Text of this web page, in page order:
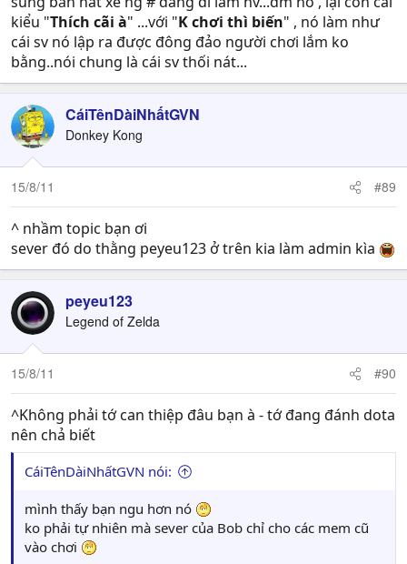
kiểu "Thích cãi à" ...với "K chơi thì biến" , nó làm như
cái sv nó lập ra được đông đảo người chơi lắm ko
bằng..nói chung là cái sv thối nát...
CáiTênDàiNhấtGVN
Donkey Kong
15/8/11 #89
^ nhầm topic bạn ơi
sever đó do thằng peyeu123 ở trên kia làm admin kìa
peyeu123
Legend of Zelda
15/8/11 #90
^Không phải tớ can thiệp đâu bạn à - tớ đang đánh dota
nên chả biết
CáiTênDàiNhấtGVN nói:
mình thấy bạn ngu hơn nó
ko phải tự nhiên mà sever của Bob chỉ cho các mem cũ
vào chơi